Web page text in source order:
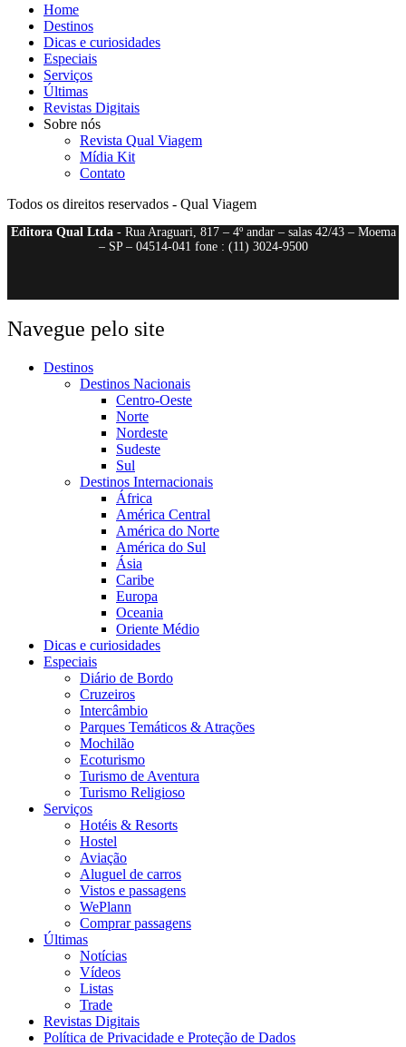
Home
Destinos
Dicas e curiosidades
Especiais
Serviços
Últimas
Revistas Digitais
Sobre nós
Revista Qual Viagem
Mídia Kit
Contato
Todos os direitos reservados - Qual Viagem
Editora Qual Ltda- Rua Araguari, 817 – 4º andar – salas 42/43 – Moema
– SP – 04514-041 fone : (11) 3024-9500
Navegue pelo site
Destinos
Destinos Nacionais
Centro-Oeste
Norte
Nordeste
Sudeste
Sul
Destinos Internacionais
África
América Central
América do Norte
América do Sul
Ásia
Caribe
Europa
Oceania
Oriente Médio
Dicas e curiosidades
Especiais
Diário de Bordo
Cruzeiros
Intercâmbio
Parques Temáticos & Atrações
Mochilão
Ecoturismo
Turismo de Aventura
Turismo Religioso
Serviços
Hotéis & Resorts
Hostel
Aviação
Aluguel de carros
Vistos e passagens
WePlann
Comprar passagens
Últimas
Notícias
Vídeos
Listas
Trade
Revistas Digitais
Política de Privacidade e Proteção de Dados